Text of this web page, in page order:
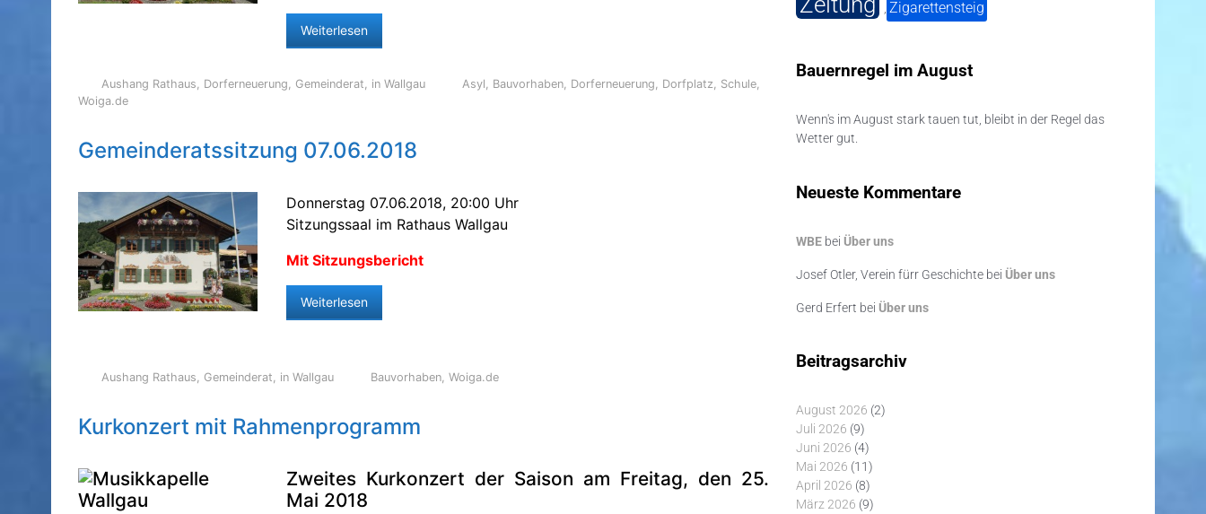
Weiterlesen
Aushang Rathaus Dorferneuerung Gemeinderat in Wallgau Asyl Bauvorhaben Dorferneuerung Dorfplatz Schule
Woiga.de
Gemeinderatssitzung 07.06.2018
Donnerstag 07.06.2018, 20:00 Uhr
Sitzungssaal im Rathaus Wallgau
Mit Sitzungsbericht
Weiterlesen
Aushang Rathaus, Gemeinderat, in Wallgau Bauvorhaben,Woiga.de
Kurkonzert mit Rahmenprogramm
Zweites Kurkonzert der Saison am Freitag, den 25.
Mai 2018
, Zigarettensteig
Bauernregel im August
Wenn's im August stark tauen tut, bleibt in der Regel das
Wetter gut.
Neueste Kommentare
WBE bei Über uns
Josef Otler, Verein fürr Geschichte bei Über uns
Gerd Erfert bei Über uns
Beitragsarchiv
August 2026 (2)
Juli 2026 (9)
Juni 2026 (4)
Mai 2026 (11)
April 2026 (8)
März 2026 (9)